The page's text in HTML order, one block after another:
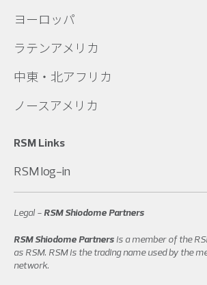
ヨーロッパ
ラテンアメリカ
中東・北アフリカ
ノースアメリカ
RSM Links
RSM log-in
Legal -RSM Shiodome Partners
RSM Shiodome Partners is a member of the
as RSM. RSM is the trading name used by the
network.